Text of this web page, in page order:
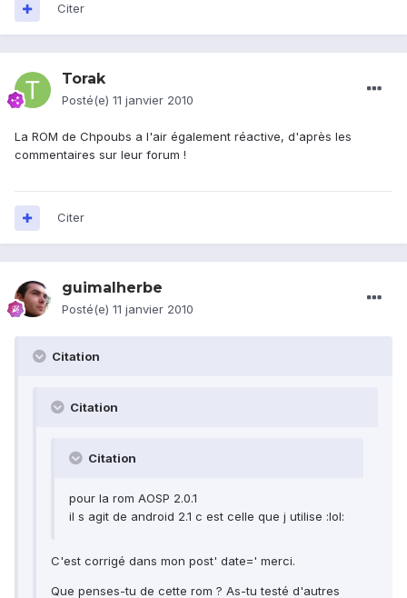
Citer
Torak
Posté(e) 11 janvier 2010
La ROM de Chpoubs a l'air également réactive, d'après les
commentaires sur leur forum !
Citer
guimalherbe
Posté(e) 11 janvier 2010
Citation
Citation
Citation
pour la rom AOSP 2.0.1
il s agit de android 2.1 c est celle que j utilise :lol:
C'est corrigé dans mon post' date=' merci.
Que penses-tu de cette rom ? As-tu testé d'autres